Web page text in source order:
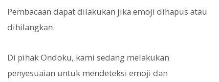
Pembacaan dapat dilakukan jika emoji dihapus atau
dihilangkan.
Di pihak Ondoku, kami sedang melakukan
penyesuaian untuk mendeteksi emoji dan